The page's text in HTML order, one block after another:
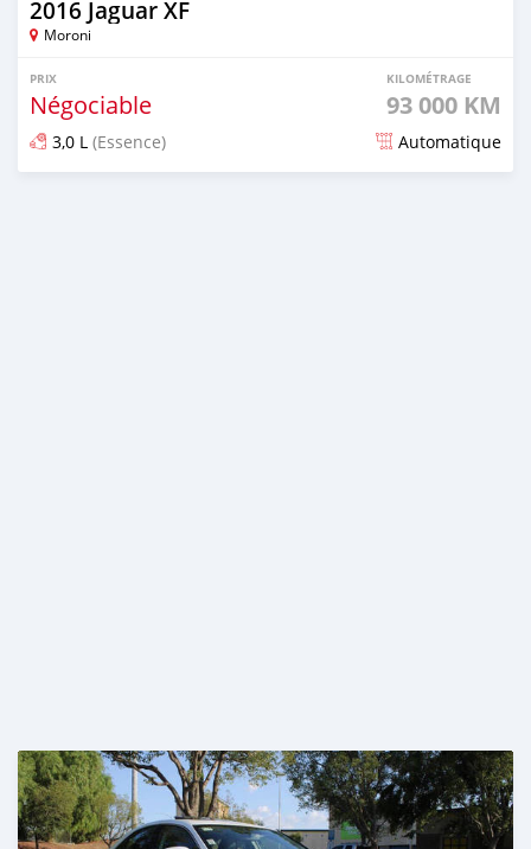
2016 Jaguar XF
Moroni
PRIX
Négociable
KILOMÉTRAGE
93 000 KM
3,0 L (Essence) Automatique